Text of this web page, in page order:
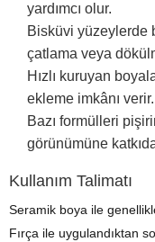
yardımcı olur.
Bisküvi yüzeylerde
çatlama veya
Hızlı kuruyan
ekleme imkânı verir.
Bazı formülleri
görünümüne
Kullanım Talimatı
Seramik boya ile
Fırça ile uygulandıktan